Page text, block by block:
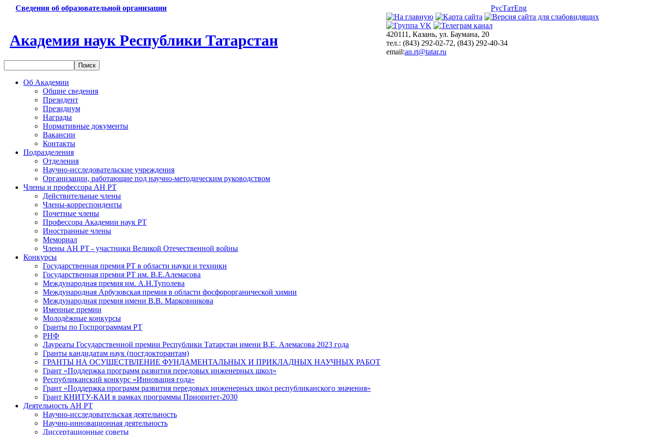
Сведения об образовательной организации РусТатEng
Академия наук Республики Татарстан
420111, Казань, ул. Баумана, 20
тел.: (843) 292-02-72, (843) 292-40-34
email:an.rt@tatar.ru
Об Академии
Общие сведения
Президент
Президиум
Награды
Нормативные документы
Вакансии
Контакты
Подразделения
Отделения
Научно-исследовательские учреждения
Организации, работающие под научно-методическим руководством
Члены и профессора АН РТ
Действительные члены
Члены-корреспонденты
Почетные члены
Профессора Академии наук РТ
Иностранные члены
Мемориал
Члены АН РТ - участники Великой Отечественной войны
Конкурсы
Государственная премия РТ в области науки и техники
Государственная премия РТ им. В.Е.Алемасова
Международная премия им. А.Н.Туполева
Международная Арбузовская премия в области фосфорорганической химии
Международная премия имени В.В. Марковникова
Именные премии
Молодёжные конкурсы
Гранты по Госпрограммам РТ
РНФ
Лауреаты Государственной премии Республики Татарстан имени В.Е. Алемасова 2023 года
Гранты кандидатам наук (постдокторантам)
ГРАНТЫ НА ОСУЩЕСТВЛЕНИЕ ФУНДАМЕНТАЛЬНЫХ И ПРИКЛАДНЫХ НАУЧНЫХ РАБОТ
Грант «Поддержка программ развития передовых инженерных школ»
Республиканский конкурс «Инновация года»
Грант «Поддержка программ развития передовых инженерных школ республиканского значения»
Грант КНИТУ-КАИ в рамках программы Приоритет-2030
Деятельность АН РТ
Научно-исследовательская деятельность
Научно-инновационная деятельность
Диссертационные советы